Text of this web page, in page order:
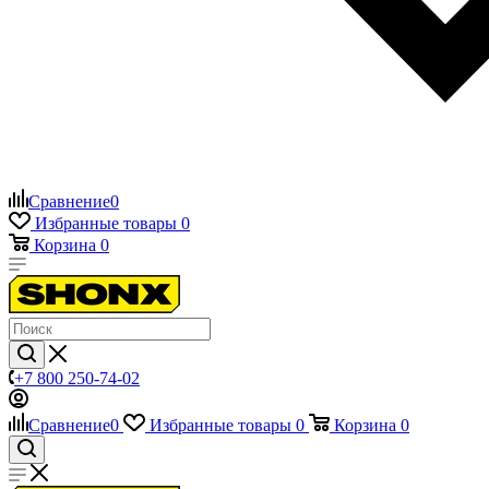
Сравнение0
Избранные товары 0
Корзина 0
+7 800 250-74-02
Сравнение0 Избранные товары 0 Корзина 0